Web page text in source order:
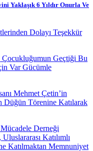
Yaklaşık 6 Yıldır Onurla Ve
Dolayı Teşekkür
Geçtiği Bu
Var Gücümle
Mehmet Çetin’in
Düğün Törenine Katılarak
Derneği
Katılımlı
Katılmaktan Memnuniyet